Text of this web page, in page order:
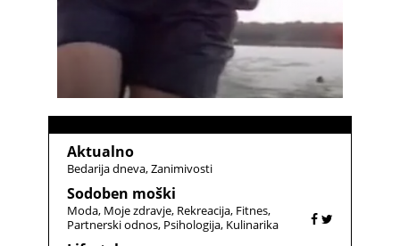
Aktualno
Bedarija dneva Zanimivosti
Sodoben moški
Moda Moje zdravje Rekreacija Fitnes
Partnerski odnos Psihologija Kulinarika